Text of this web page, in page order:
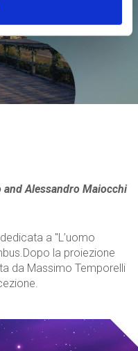
andAlessandro Maiocchi
a "L’uomo
la proiezione
da Massimo Temporelli